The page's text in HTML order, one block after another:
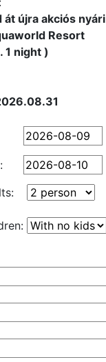
újra akciós nyári
Resort
1 night )